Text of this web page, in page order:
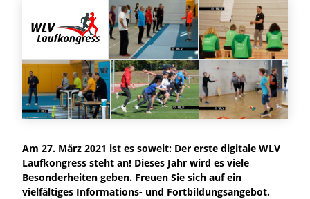
Am 27. März 2021 ist es soweit: Der erste digitale WLV
Laufkongress steht an! Dieses Jahr wird es viele
Besonderheiten geben. Freuen Sie sich auf ein
vielfältiges Informations- und Fortbildungsangebot.